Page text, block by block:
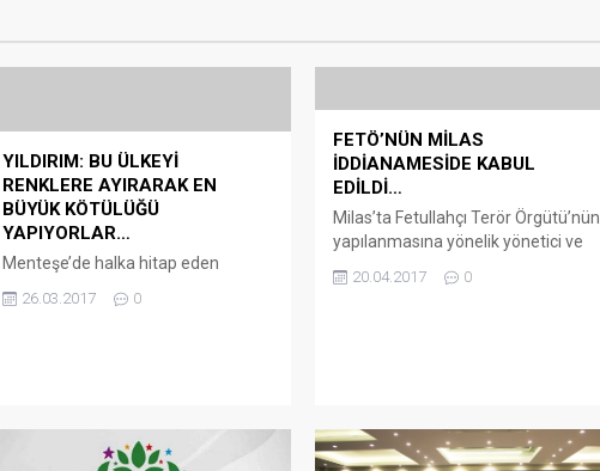
YILDIRIM: BU ÜLKEYİ
RENKLERE AYIRARAK EN
BÜYÜK KÖTÜLÜĞÜ
YAPIYORLAR…
Menteşe’de halka hitap eden
Başbakan Binali Yıldırım”İstikrar için,
istikbal için Muğla’dan ‘Evet’in
süreci kapsamında Muğla’nın
Menteşe ilçesi açık oto pazar yeri
26.03.2017 0
FETÖ’NÜN MİLAS
İDDİANAMESİDE KABUL
EDİLDİ…
Milas’ta Fetullahçı Terör Örgütü’nün
yapılanmasına yönelik yönetici ve
üyeleri hakkında hazırlanan
iddianame Muğla 2. Ağır Ceza
3 cumhuriyet savcısı tarafından
hazırlanan 270 sayfalık iddianame
20.04.2017 0